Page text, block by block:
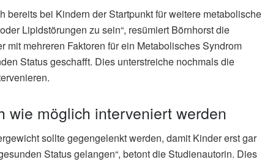
bereits bei Kindern der Startpunkt für weitere metabolische
Lipidstörungen zu sein“, resümiert Börnhorst die
mehreren Faktoren für ein Metabolisches Syndrom
Status geschafft. Dies unterstreiche nochmals die
wie möglich interveniert werden
sollte gegengelenkt werden, damit Kinder erst gar
Status gelangen“, betont die Studienautorin. Dies